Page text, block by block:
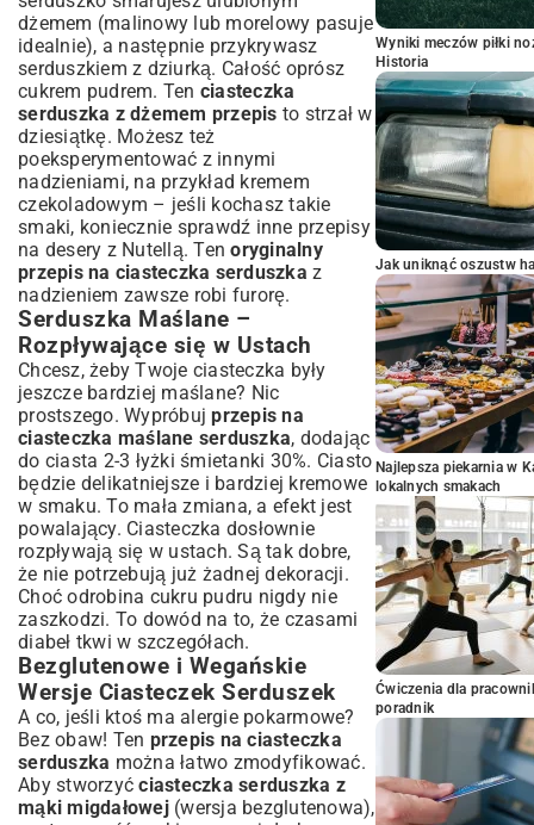
dżemem (malinowy lub morelowy pasuje
idealnie), a następnie przykrywasz
serduszkiem z dziurką. Całość oprósz
cukrem pudrem. Ten ciasteczka
serduszka z dżemem przepis to strzał w
dziesiątkę. Możesz też
poeksperymentować z innymi
nadzieniami, na przykład kremem
czekoladowym – jeśli kochasz takie
smaki, koniecznie sprawdź inne przepisy
na desery z Nutellą. Tenoryginalny
przepis na ciasteczka serduszka z
nadzieniem zawsze robi furorę.
Serduszka Maślane –
Rozpływające się w Ustach
Chcesz, żeby Twoje ciasteczka były
jeszcze bardziej maślane? Nic
prostszego. Wypróbujprzepis na
ciasteczka maślane serduszka, dodając
do ciasta 2-3 łyżki śmietanki 30%. Ciasto
będzie delikatniejsze i bardziej kremowe
w smaku. To mała zmiana, a efekt jest
powalający. Ciasteczka dosłownie
rozpływają się w ustach. Są tak dobre,
że nie potrzebują już żadnej dekoracji.
Choć odrobina cukru pudru nigdy nie
zaszkodzi. To dowód na to, że czasami
diabeł tkwi w szczegółach.
Bezglutenowe i Wegańskie
Wersje Ciasteczek Serduszek
A co, jeśli ktoś ma alergie pokarmowe?
Bez obaw! Ten przepis na ciasteczka
serduszka można łatwo zmodyfikować.
Aby stworzyćciasteczka serduszka z
mąki migdałowej(wersja bezglutenowa),
Wyniki meczów piłki
Historia
Jak uniknąć oszustw
Najlepsza piekarnia w
lokalnych smakach
Ćwiczenia dla
poradnik